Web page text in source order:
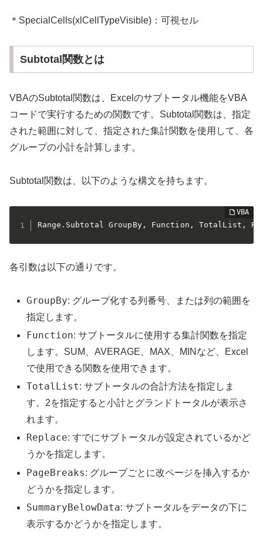
＊SpecialCells(xlCellTypeVisible)：可視セル
Subtotal関数とは
VBAのSubtotal関数は、Excelのサブトータル機能をVBA
コードで実行するための関数です。Subtotal関数は、指定
された範囲に対して、指定された集計関数を使用して、各
グループの小計を計算します。
Subtotal関数は、以下のような構文を持ちます。
Range.Subtotal GroupBy, Function, TotalList,
各引数は以下の通りです。
GroupBy: グループ化する列番号、または列の範囲を
指定します。
Function: サブトータルに使用する集計関数を指定
します。SUM、AVERAGE、MAX、MINなど、Excel
で使用できる関数を使用できます。
TotalList: サブトータルの合計方法を指定しま
す。2を指定すると小計とグランドトータルが表示さ
れます。
Replace: すでにサブトータルが設定されているかど
うかを指定します。
PageBreaks: グループごとに改ページを挿入するか
どうかを指定します。
SummaryBelowData: サブトータルをデータの下に
表示するかどうかを指定します。